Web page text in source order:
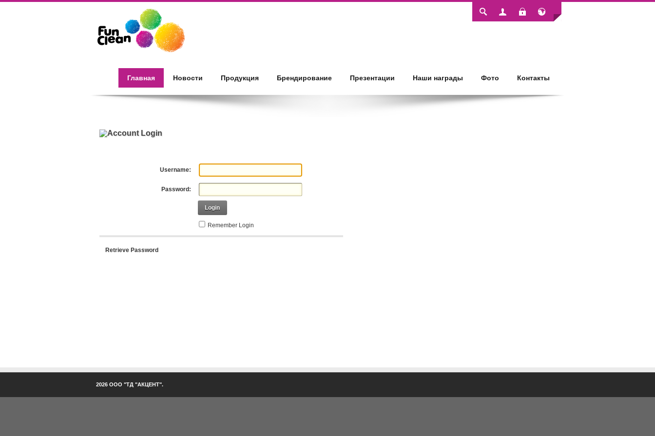
Login
Главная Новости Продукция Брендирование Презентации Наши награды Фото Контакты
Account Login
Username:
Password:
Login
Remember Login
Retrieve Password
2026 ООО "ТД "АКЦЕНТ".